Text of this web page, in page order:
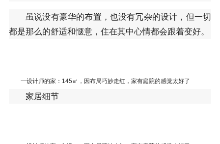
虽说没有豪华的布置，也没有冗杂的设计，但一切
都是那么的舒适和惬意，住在其中心情都会跟着变好。
一设计师的家：145㎡，因布局巧妙走红，家有庭院的感觉太好了
家居细节